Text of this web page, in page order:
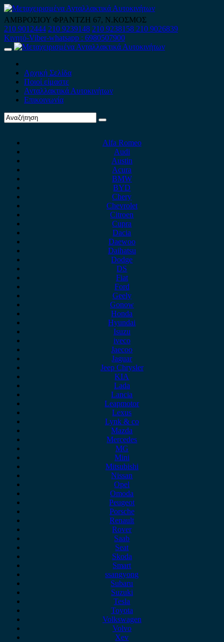
Skip
to
content
ΑΜΒΡΟΣΙΟΥ ΦΡΑΝΤΖΗ 67, Ν.ΚΟΣΜΟΣ
210 9012444 210 9239148 210 9238158 210 9026839
Κινητό-Viber-whatsapp : 6980507900
Primary
Αρχική Σελίδα
Ποιοί είμαστε
Ανταλλακτικά Αυτοκινήτων
Επικοινωνία
Alfa Romeo
Audi
Austin
Acura
BMW
BYD
Chery
Chevrolet
Citroen
Cupra
Dacia
Daewoo
Daihatsu
Dodge
DS
Fiat
Ford
Geely
Gonow
Honda
Hyundai
Isuzu
iveco
Jaecoo
Jaguar
Jeep Chrysler
KIA
Lada
Lancia
Leapmotor
Lexus
Lynk & co
Mazda
Mercedes
MG
Mini
Mitsubishi
Nissan
Opel
Omoda
Peugeot
Porsche
Renault
Rover
Saab
Seat
Skoda
Smart
ssangyong
Subaru
Suzuki
Tesla
Toyota
Volkswagen
Volvo
Xev